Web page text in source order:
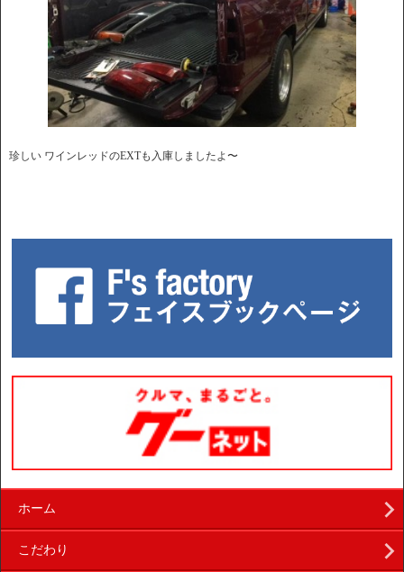
珍しい ワインレッドのEXTも入庫しましたよ〜
ホーム
こだわり